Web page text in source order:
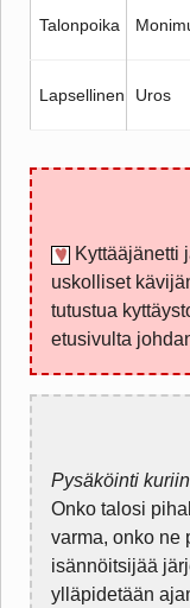
Talonpoika
Lapsellinen Uros
Kyttääjänetti
uskolliset
tutustua
etusivulta
Pysäköinti
Onko talosi
varma, onko ne
isännöitsijää
ylläpidetään